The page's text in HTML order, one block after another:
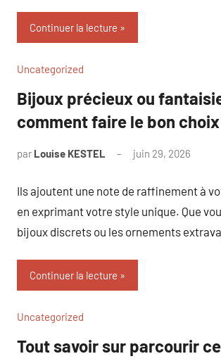
Continuer la lecture
Uncategorized
Bijoux précieux ou
comment faire le bon
par Louise KESTEL juin 29, 2026
Ils ajoutent une note de raffinement à
en exprimant votre style unique. Que
bijoux discrets ou les ornements
Continuer la lecture
Uncategorized
Tout savoir sur parcourir